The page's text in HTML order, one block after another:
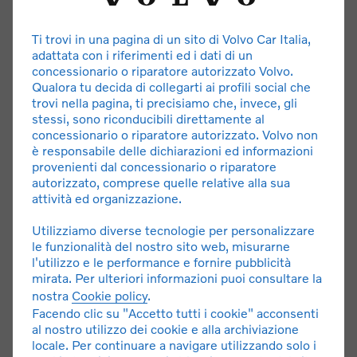
Assistenza e soccorso stradale 24h. Tagliando,
manutenzione ordinaria e straordinaria.
**DETTAGLI E LIMITAZIONI
* Offerta di noleggio a lungo termine riservato a clienti
privati con canone a partire da 420 € al mese. Messaggio
pubblicitario con finalità promozionale. Quotazione riferita
EX30 Single Motor Essential MY27
mese, 36 mesi/100.000 km inclusi, con anticipo di 7.930
€. Tutti gli importi si intendono IVA inclusa. Servizi inclusi:
Ti trovi in una pagina di un sito di Volvo Car Italia,
adattata con i riferimenti ed i dati di un
concessionario o riparatore autorizzato Volvo.
Qualora tu decida di collegarti ai profili social che
trovi nella pagina, ti precisiamo che, invece, gli
stessi, sono riconducibili direttamente al
concessionario o riparatore autorizzato. Volvo non
è responsabile delle dichiarazioni ed informazioni
provenienti dal concessionario o riparatore
autorizzato, comprese quelle relative alla sua
attività ed organizzazione.
Utilizziamo diverse tecnologie per personalizzare
le funzionalità del nostro sito web, misurarne
l'utilizzo e le performance e fornire pubblicità
mirata. Per ulteriori informazioni puoi consultare la
nostra Cookie policy.
Facendo clic su "Accetto tutti i cookie" acconsenti
al nostro utilizzo dei cookie e alla archiviazione
locale. Per continuare a navigare utilizzando solo i